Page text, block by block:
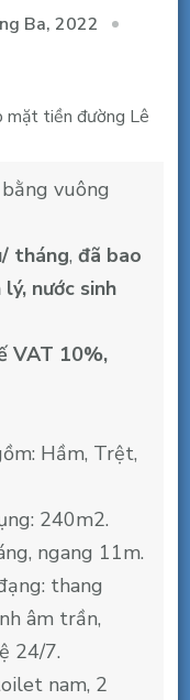
Ba, 2022
mặt tiền đường Lê
vuông
tháng, đã bao
nước sinh
VAT 10%,
Hầm, Trệt,
240m2.
ngang 11m.
thang
âm trần,
24/7.
nam, 2